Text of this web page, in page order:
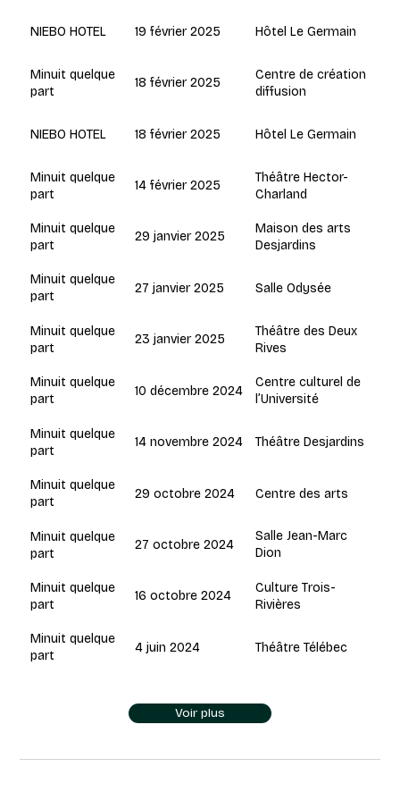
NIEBO HOTEL 19 février 2025 Hôtel Le Germain
Minuit quelque
part
18 février 2025
Centre de création
diffusion
NIEBO HOTEL 18 février 2025 Hôtel Le Germain
Minuit quelque
part
14 février 2025
Théâtre Hector-
Charland
Minuit quelque
part
29 janvier 2025
Maison des arts
Desjardins
Minuit quelque
part
27 janvier 2025 Salle Odysée
Minuit quelque
part
23 janvier 2025
Théâtre des Deux
Rives
Minuit quelque
part
10 décembre 2024
Centre culturel de
l’Université
Minuit quelque
part
14 novembre 2024 Théâtre Desjardins
Minuit quelque
part
29 octobre 2024 Centre des arts
Minuit quelque
part
27 octobre 2024
Salle Jean-Marc
Dion
Minuit quelque
part
16 octobre 2024
Culture Trois-
Rivières
Minuit quelque
part
4 juin 2024 Théâtre Télébec
Voir plus